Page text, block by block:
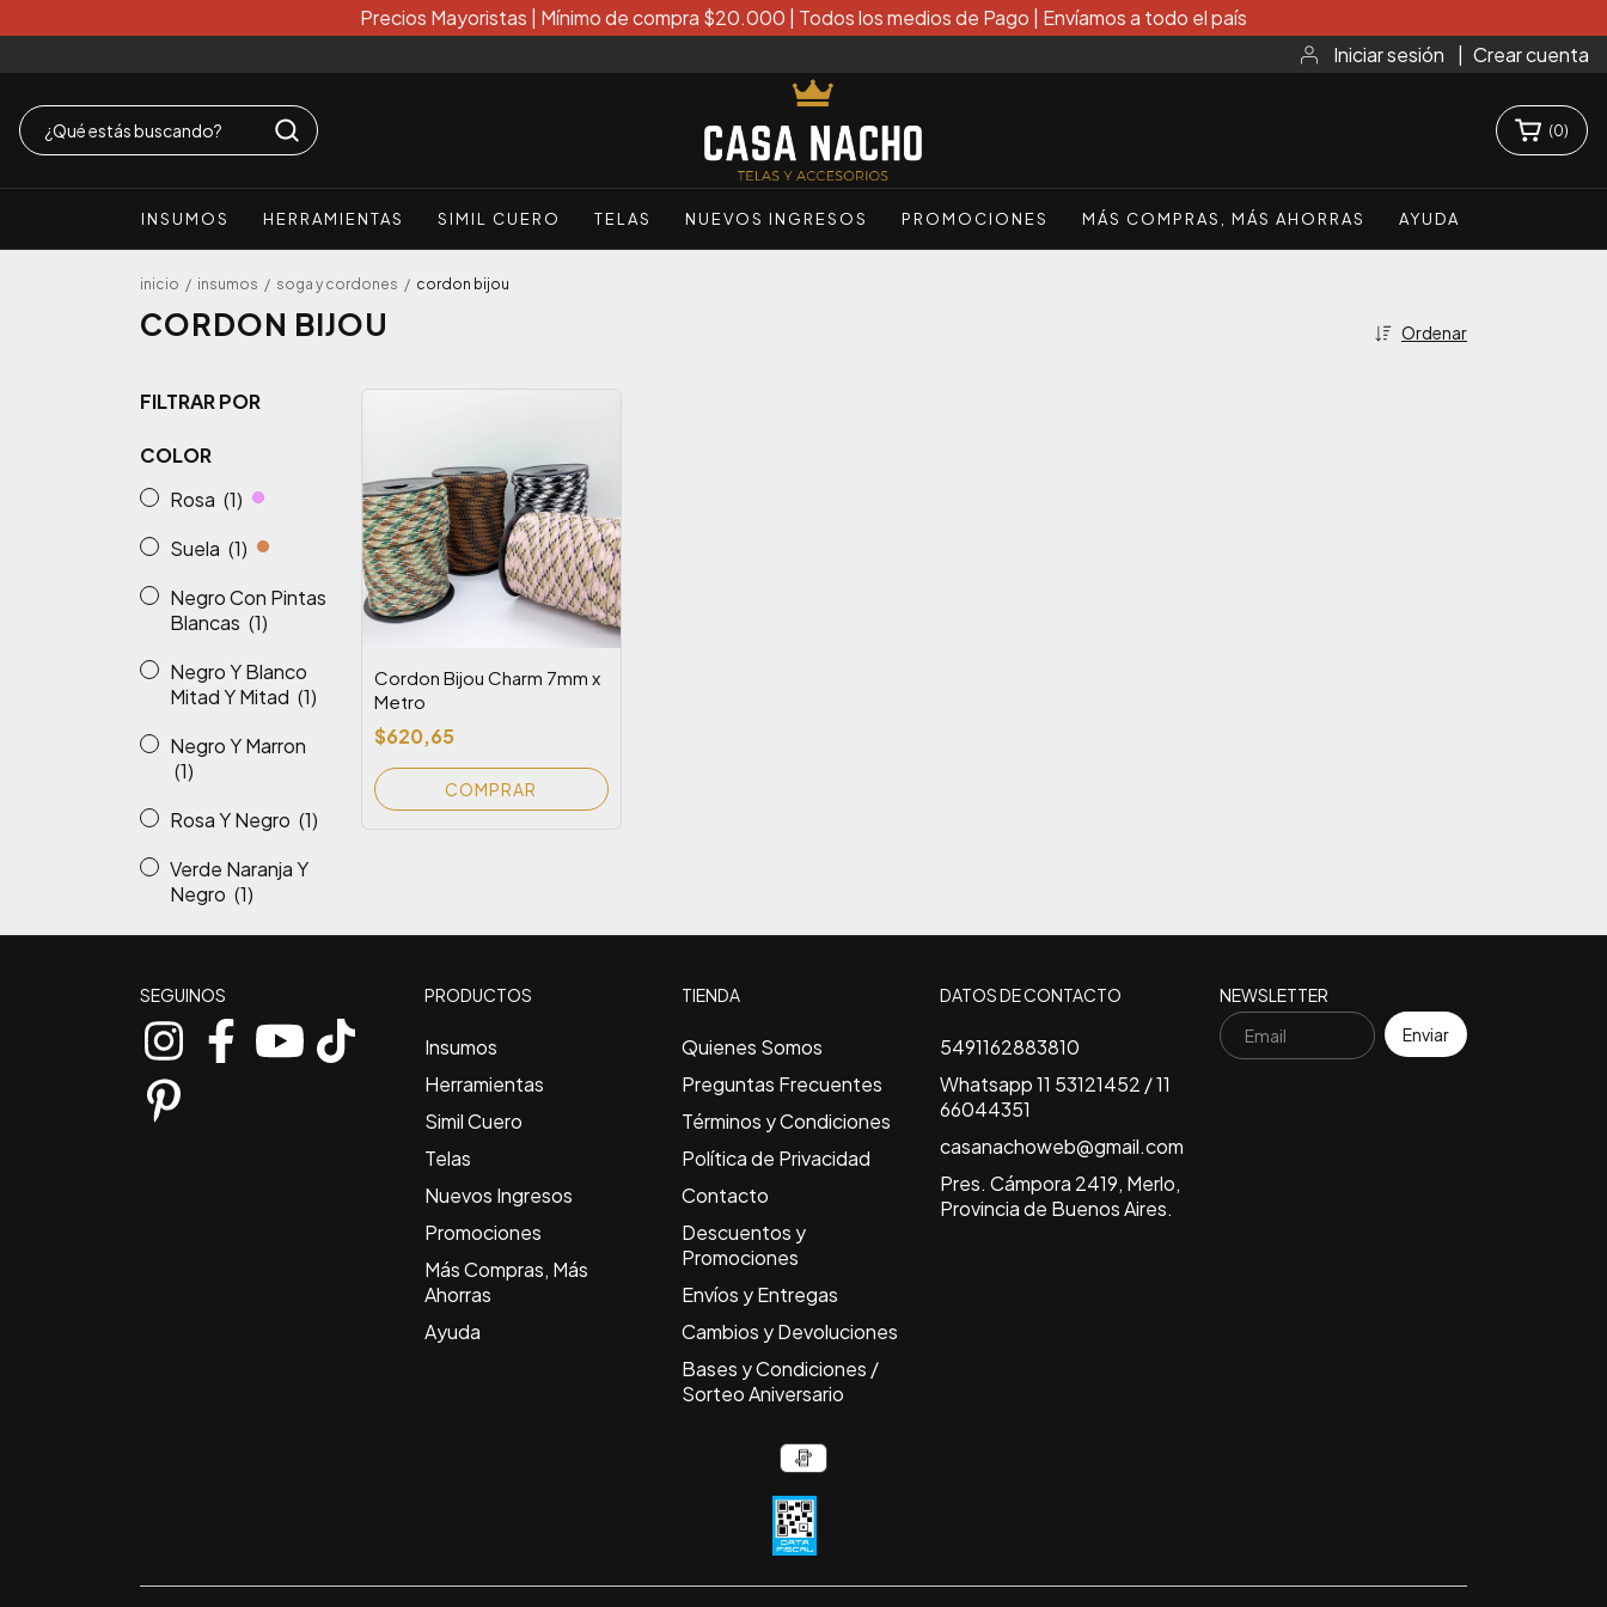
Iniciar sesión Crear cuenta
Precios Mayoristas | Mínimo de compra $20.000 | Todos los medios de Pago | Envíamos a todo el país
(0)
INSUMOS HERRAMIENTAS SIMIL CUERO TELAS NUEVOS INGRESOS PROMOCIONES MÁS COMPRAS, MÁS AHORRAS AYUDA
inicio / insumos / soga y cordones / cordon bijou
CORDON BIJOU Ordenar
FILTRAR POR
COLOR
Rosa (1)
Suela (1)
Negro Con Pintas
Blancas (1)
Negro Y Blanco
Mitad Y Mitad (1)
Negro Y Marron
(1)
Rosa Y Negro (1)
Verde Naranja Y
Negro (1)
Cordon Bijou Charm 7mm x
Metro
$620,65
COMPRAR
SEGUINOS PRODUCTOS
Insumos
Herramientas
Simil Cuero
Telas
Nuevos Ingresos
Promociones
Más Compras, Más
Ahorras
Ayuda
TIENDA
Quienes Somos
Preguntas Frecuentes
Términos y Condiciones
Política de Privacidad
Contacto
Descuentos y
Promociones
Envíos y Entregas
Cambios y Devoluciones
Bases y Condiciones /
Sorteo Aniversario
DATOS DE CONTACTO
5491162883810
Whatsapp 11 53121452 / 11
66044351
casanachoweb@gmail.com
Pres. Cámpora 2419, Merlo,
Provincia de Buenos Aires.
NEWSLETTER